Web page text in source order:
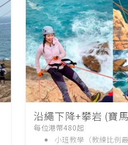
沿繩下降+攀岩 (寶
每位港幣480起
小班教學（教練比例